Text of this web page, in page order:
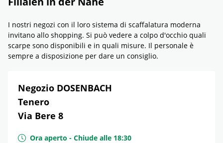
I nostri negozi con il loro sistema di scaffalatura moderna
invitano allo shopping. Si può vedere a colpo d'occhio quali
scarpe sono disponibili e in quali misure. Il personale è
sempre a disposizione per dare un consiglio.
Negozio DOSENBACH
Tenero
Via Bere 8
Ora aperto - Chiude alle 18:30